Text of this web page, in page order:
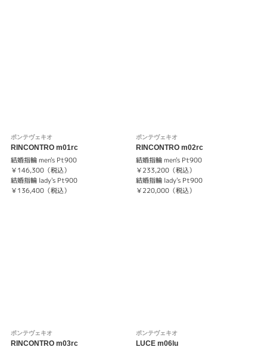
ポンテヴェキオ
RINCONTRO m01rc
結婚指輪 men's Pt900
￥146,300（税込）
結婚指輪 lady's Pt900
￥136,400（税込）
ポンテヴェキオ
RINCONTRO m02rc
結婚指輪 men's Pt900
￥233,200（税込）
結婚指輪 lady's Pt900
￥220,000（税込）
ポンテヴェキオ
RINCONTRO m03rc
ポンテヴェキオ
LUCE m06lu